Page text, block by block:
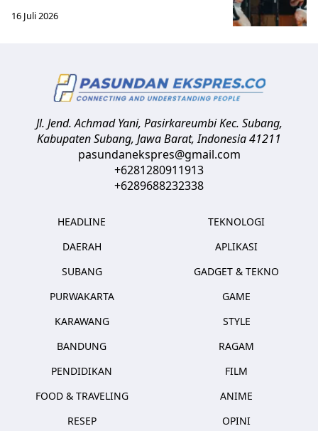
16 Juli 2026
Jl. Jend. Achmad Yani, Pasirkareumbi Kec. Subang,
Kabupaten Subang, Jawa Barat,Indonesia41211
pasundanekspres@gmail.com
+6281280911913
+6289688232338
HEADLINE
DAERAH
SUBANG
PURWAKARTA
KARAWANG
BANDUNG
PENDIDIKAN
FOOD & TRAVELING
RESEP
TEKNOLOGI
APLIKASI
GADGET & TEKNO
GAME
STYLE
RAGAM
FILM
ANIME
OPINI